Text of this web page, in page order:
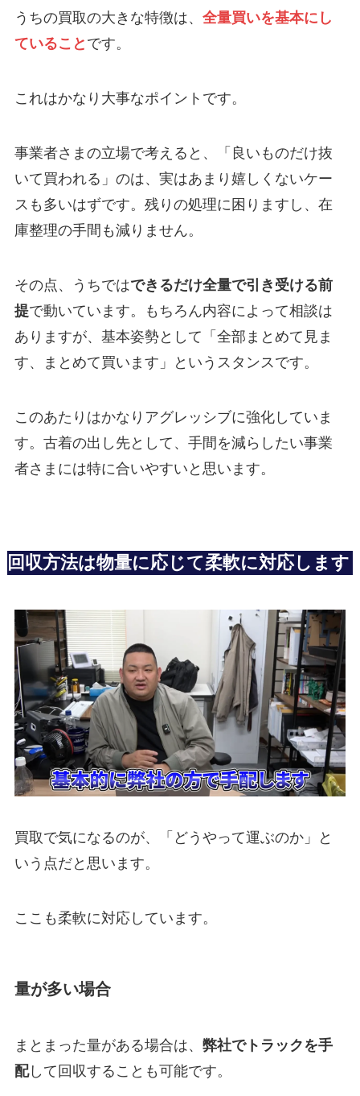
うちの買取の大きな特徴は、 全量買いを基本にし
ていること です。
これはかなり大事なポイントです。
事業者さまの立場で考えると、「良いものだけ抜
いて買われる」のは、実はあまり嬉しくないケー
スも多いはずです。残りの処理に困りますし、在
庫整理の手間も減りません。
その点、うちではできるだけ全量で引き受ける前
提で動いています。もちろん内容によって相談は
ありますが、基本姿勢として「全部まとめて見ま
す、まとめて買います」というスタンスです。
このあたりはかなりアグレッシブに強化していま
す。古着の出し先として、手間を減らしたい事業
者さまには特に合いやすいと思います。
回収方法は物量に応じて柔軟に対応します
買取で気になるのが、「どうやって運ぶのか」と
いう点だと思います。
ここも柔軟に対応しています。
量が多い場合
まとまった量がある場合は、 弊社でトラックを手
配して回収することも可能です。